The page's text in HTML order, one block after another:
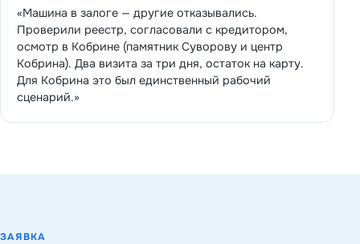
«Машина в залоге — другие отказывались.
Проверили реестр, согласовали с кредитором,
осмотр в Кобрине (памятник Суворову и центр
Кобрина). Два визита за три дня, остаток на карту.
Для Кобрина это был единственный рабочий
сценарий.»
ЗАЯВКА